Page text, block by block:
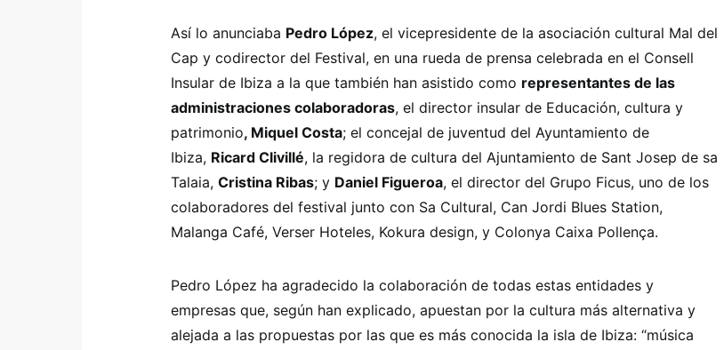
Así lo anunciaba Pedro López, el vicepresidente de la asociación cultural Mal del
Cap y codirector del Festival, en una rueda de prensa celebrada en el Consell
Insular de Ibiza a la que también han asistido como representantes de las
administraciones colaboradoras, el director insular de Educación, cultura y
patrimonio, Miquel Costa; el concejal de juventud del Ayuntamiento de
Ibiza, Ricard Clivillé, la regidora de cultura del Ajuntamiento de Sant Josep de sa
Talaia, Cristina Ribas; y Daniel Figueroa, el director del Grupo Ficus, uno de los
colaboradores del festival junto con Sa Cultural, Can Jordi Blues Station,
Malanga Café, Verser Hoteles, Kokura design, y Colonya Caixa Pollença.
Pedro López ha agradecido la colaboración de todas estas entidades y
empresas que, según han explicado, apuestan por la cultura más alternativa y
alejada a las propuestas por las que es más conocida la isla de Ibiza: “música